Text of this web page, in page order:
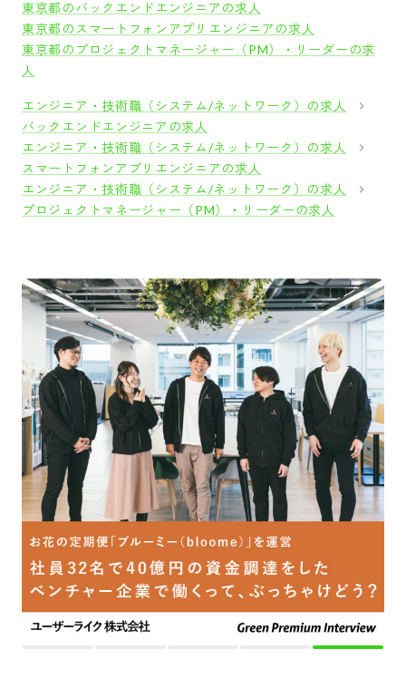
東京都のバックエンドエンジニアの求人
東京都のスマートフォンアプリエンジニアの求人
東京都のプロジェクトマネージャー（PM）・リーダーの求
人
エンジニア・技術職（システム/ネットワーク）の求人
バックエンドエンジニアの求人
エンジニア・技術職（システム/ネットワーク）の求人
スマートフォンアプリエンジニアの求人
エンジニア・技術職（システム/ネットワーク）の求人
プロジェクトマネージャー（PM）・リーダーの求人